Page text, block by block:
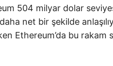
504 milyar dolar
net bir şekilde
Ethereum’da bu rakam